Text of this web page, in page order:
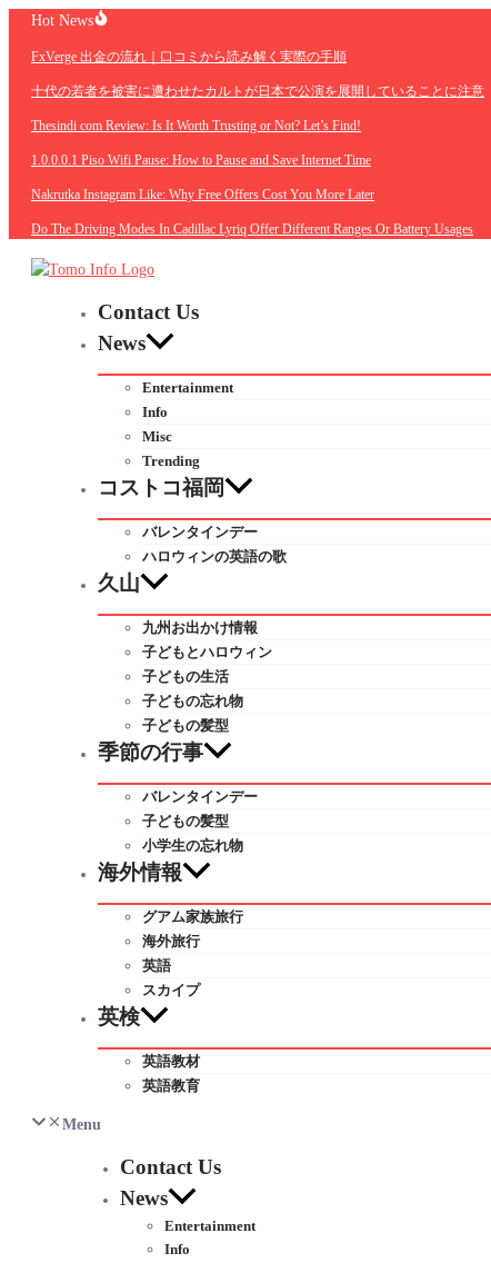
Skip
content
Hot News
FxVerge 出金の流れ｜口コミから読み解く実際の手順
十代の若者を被害に遭わせたカルトが日本で公演を展開していることに注意
Thesindi com Review: Is It Worth Trusting or Not? Let’s Find!
1.0.0.0.1 Piso Wifi Pause: How to Pause and Save Internet Time
Nakrutka Instagram Like: Why Free Offers Cost You More Later
Do The Driving Modes In Cadillac Lyriq Offer Different Ranges Or Battery Usages
Contact Us
News
Entertainment
Info
Misc
Trending
コストコ福岡
バレンタインデー
ハロウィンの英語の歌
久山
九州お出かけ情報
子どもとハロウィン
子どもの生活
子どもの忘れ物
子どもの髪型
季節の行事
バレンタインデー
子どもの髪型
小学生の忘れ物
海外情報
グアム家族旅行
海外旅行
英語
スカイプ
英検
英語教材
英語教育
Menu
Contact Us
News
Entertainment
Info